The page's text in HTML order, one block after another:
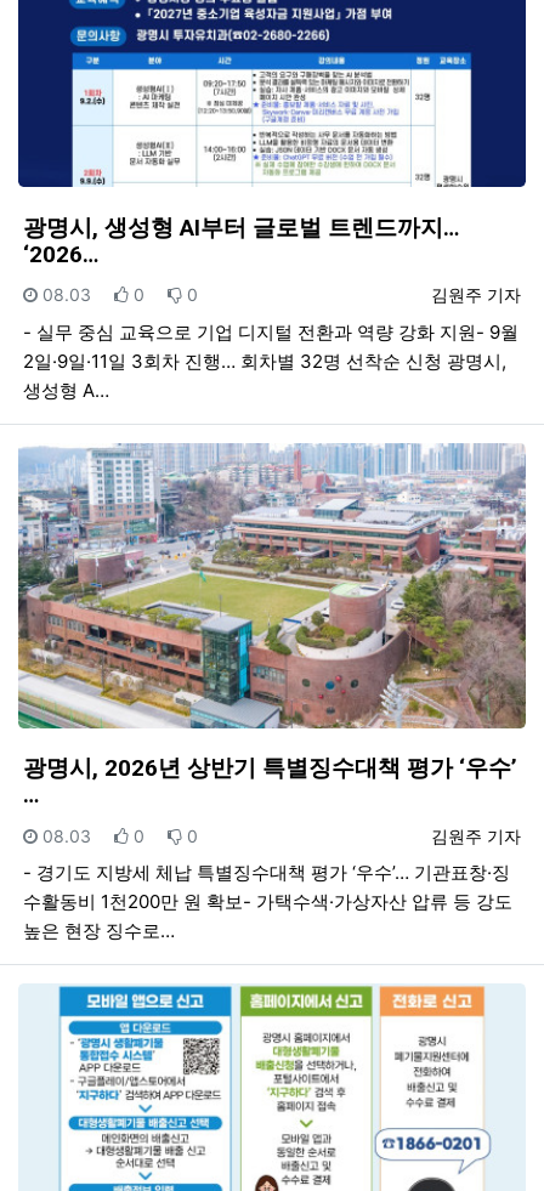
광명시, 생성형 AI부터 글로벌 트렌드까지…
‘2026…
등록자
김원주 기자
등록일
08.03 추천
0 비추천
0
- 실무 중심 교육으로 기업 디지털 전환과 역량 강화 지원- 9월
2일·9일·11일 3회차 진행… 회차별 32명 선착순 신청 광명시,
생성형 A…
광명시, 2026년 상반기 특별징수대책 평가 ‘우수’
…
등록자
김원주 기자
등록일
08.03 추천
0 비추천
0
- 경기도 지방세 체납 특별징수대책 평가 ‘우수’… 기관표창·징
수활동비 1천200만 원 확보- 가택수색·가상자산 압류 등 강도
높은 현장 징수로…